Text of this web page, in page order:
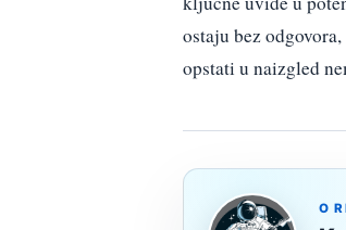
ostaju bez
opstati u naizgled
O